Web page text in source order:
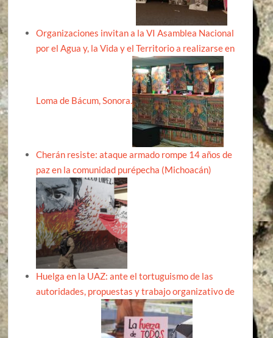
Organizaciones invitan a la VI Asamblea Nacional
por el Agua y, la Vida y el Territorio a realizarse en
Loma de Bácum, Sonora.
Cherán resiste: ataque armado rompe 14 años de
paz en la comunidad purépecha (Michoacán)
Huelga en la UAZ: ante el tortuguismo de las
autoridades, propuestas y trabajo organizativo de